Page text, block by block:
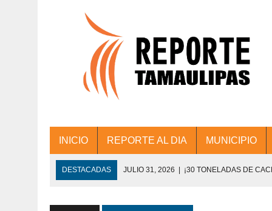
INICIO REPORTE AL DIA MUNICIPIO
DESTACADAS JULIO 31, 2026 | ¡30 TONELADAS DE